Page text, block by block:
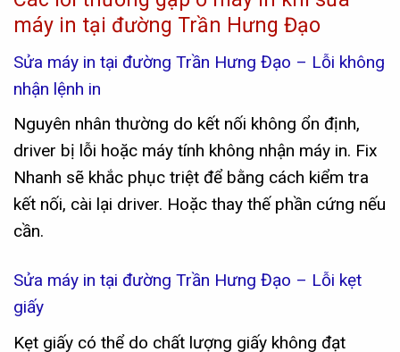
máy in tại đường Trần Hưng Đạo
Sửa máy in tại đường Trần Hưng Đạo – Lỗi không
nhận lệnh in
Nguyên nhân thường do kết nối không ổn định,
driver bị lỗi hoặc máy tính không nhận máy in. Fix
Nhanh sẽ khắc phục triệt để bằng cách kiểm tra
kết nối, cài lại driver. Hoặc thay thế phần cứng nếu
cần.
Sửa máy in tại đường Trần Hưng Đạo – Lỗi kẹt
giấy
Kẹt giấy có thể do chất lượng giấy không đạt